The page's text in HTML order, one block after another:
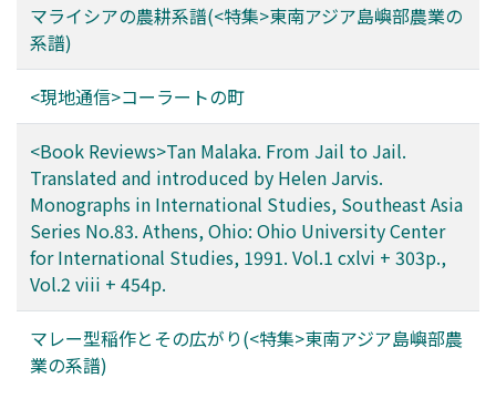
マライシアの農耕系譜(<特集>東南アジア島嶼部農業の
系譜)
<現地通信>コーラートの町
<Book Reviews>Tan Malaka. From Jail to Jail.
Translated and introduced by Helen Jarvis.
Monographs in International Studies, Southeast Asia
Series No.83. Athens, Ohio: Ohio University Center
for International Studies, 1991. Vol.1 cxlvi + 303p.,
Vol.2 viii + 454p.
マレー型稲作とその広がり(<特集>東南アジア島嶼部農
業の系譜)